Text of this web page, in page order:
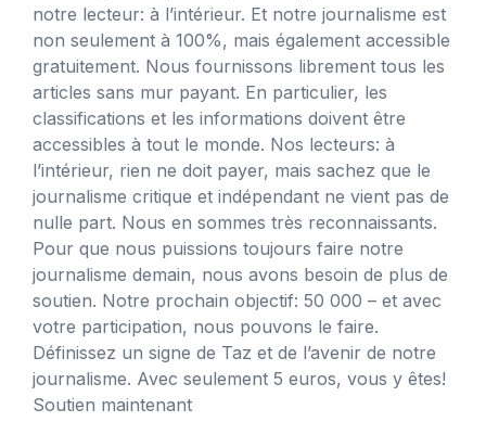
notre lecteur: à l’intérieur. Et notre journalisme est
non seulement à 100%, mais également accessible
gratuitement. Nous fournissons librement tous les
articles sans mur payant. En particulier, les
classifications et les informations doivent être
accessibles à tout le monde. Nos lecteurs: à
l’intérieur, rien ne doit payer, mais sachez que le
journalisme critique et indépendant ne vient pas de
nulle part. Nous en sommes très reconnaissants.
Pour que nous puissions toujours faire notre
journalisme demain, nous avons besoin de plus de
soutien. Notre prochain objectif: 50 000 – et avec
votre participation, nous pouvons le faire.
Définissez un signe de Taz et de l’avenir de notre
journalisme. Avec seulement 5 euros, vous y êtes!
Soutien maintenant